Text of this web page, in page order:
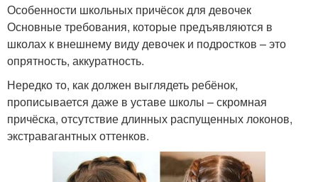
Особенности школьных причёсок для девочек
Основные требования, которые предъявляются в
школах к внешнему виду девочек и подростков – это
опрятность, аккуратность.
Нередко то, как должен выглядеть ребёнок,
прописывается даже в уставе школы – скромная
причёска, отсутствие длинных распущенных локонов,
экстравагантных оттенков.